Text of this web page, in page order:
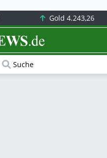
Gold 4.243,26
Suche